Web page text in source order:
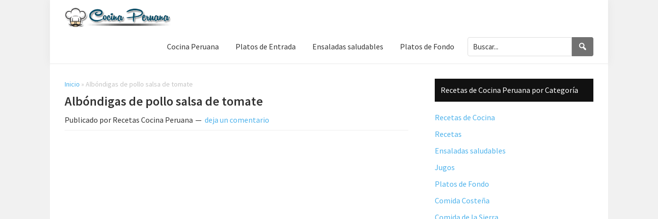
de
Comida
Peruana
Cocina Peruana Platos de Entrada Ensaladas saludables Platos de Fondo Buscar...
Inicio » Albóndigas de pollo salsa de tomate
Albóndigas de pollo salsa de tomate
Publicado por Recetas Cocina Peruana deja un comentario
Barra
lateral
principal
Recetas de Cocina Peruana por Categoría
Recetas de Cocina
Recetas
Ensaladas saludables
Jugos
Platos de Fondo
Comida Costeña
Comida de la Sierra